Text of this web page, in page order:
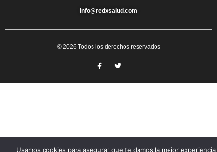
info@redxsalud.com
© 2026 Todos los derechos reservados
Usamos cookies para asegurar que te damos la mejor experiencia